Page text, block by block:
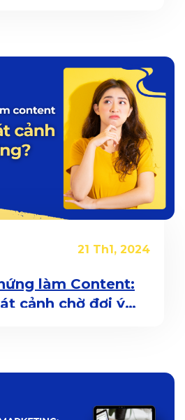
21 Th1, 2024
làm Content:
cảnh chờ đợi ý